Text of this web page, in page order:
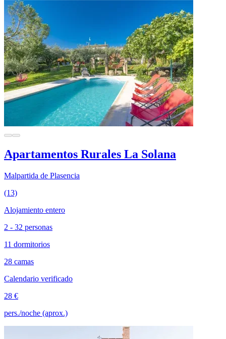
Apartamentos Rurales La Solana
Malpartida de Plasencia
(13)
Alojamiento entero
2 - 32 personas
11 dormitorios
28 camas
Calendario verificado
28 €
pers./noche (aprox.)